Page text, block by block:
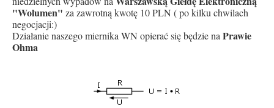
"Wolumen" za zawrotną kwotę 10 PLN ( po kilku chwilach
negocjacji:)
Działanie naszego miernika WN opierać się będzie na Prawie
Ohma